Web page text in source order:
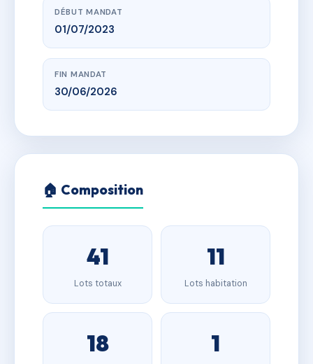
DÉBUT MANDAT
01/07/2023
FIN MANDAT
30/06/2026
🏠 Composition
41
Lots totaux
11
Lots habitation
18 1